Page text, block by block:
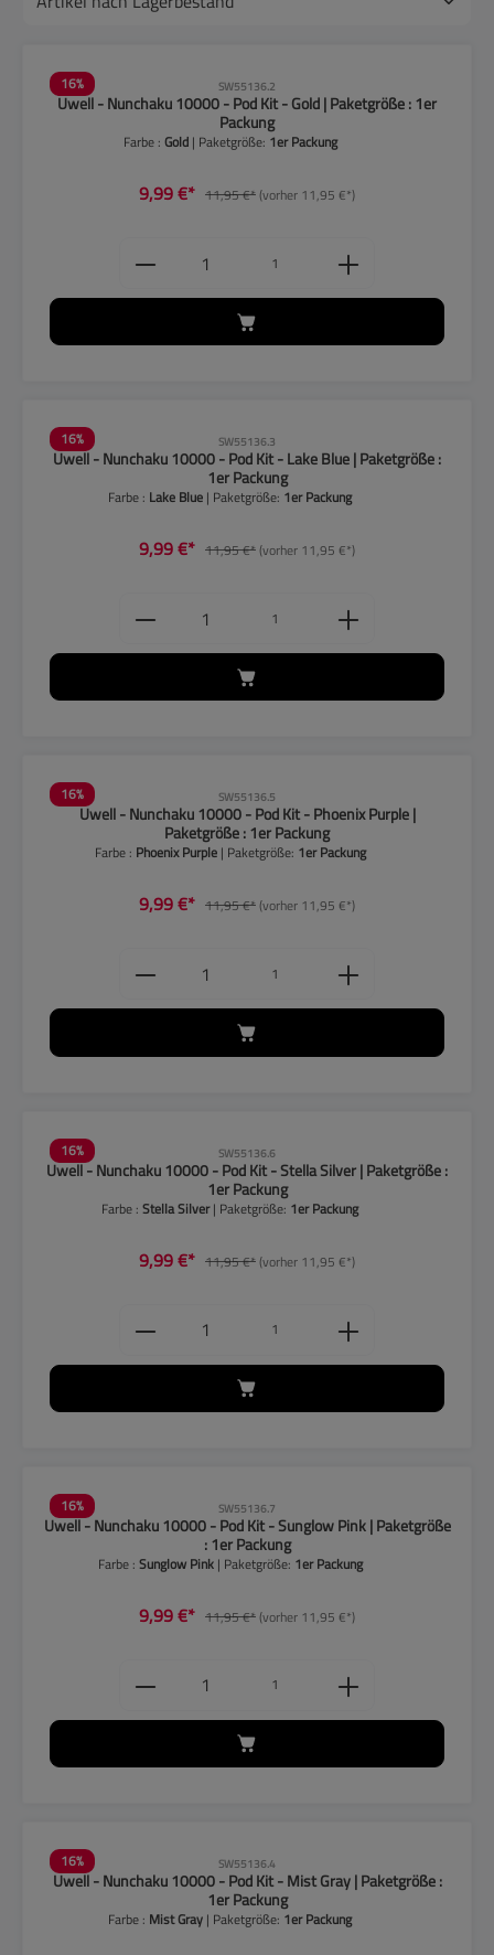
16% SW55136.2
Uwell - Nunchaku 10000 - Pod Kit - Gold | Paketgröße : 1er
Packung
Farbe : Gold | Paketgröße: 1er Packung
9,99 €* 11,95 €*(vorher 11,95 €*)
Produkt Anzahl: Gib den
1
16% SW55136.3
Uwell - Nunchaku 10000 - Pod Kit - Lake Blue | Paketgröße :
1er Packung
Farbe : Lake Blue | Paketgröße: 1er Packung
9,99 €* 11,95 €*(vorher 11,95 €*)
Produkt Anzahl: Gib den
1
16% SW55136.5
Uwell - Nunchaku 10000 - Pod Kit - Phoenix Purple |
Paketgröße : 1er Packung
Farbe : Phoenix Purple | Paketgröße: 1er Packung
9,99 €* 11,95 €*(vorher 11,95 €*)
Produkt Anzahl: Gib den
1
16% SW55136.6
Uwell - Nunchaku 10000 - Pod Kit - Stella Silver | Paketgröße :
1er Packung
Farbe :Stella Silver| Paketgröße: 1er Packung
9,99 €* 11,95 €*(vorher 11,95 €*)
Produkt Anzahl: Gib den
1
16% SW55136.7
Uwell - Nunchaku 10000 - Pod Kit - Sunglow Pink | Paketgröße
: 1er Packung
Farbe : Sunglow Pink | Paketgröße: 1er Packung
9,99 €* 11,95 €*(vorher 11,95 €*)
Produkt Anzahl: Gib den
1
16% SW55136.4
Uwell - Nunchaku 10000 - Pod Kit - Mist Gray | Paketgröße :
1er Packung
Farbe : Mist Gray | Paketgröße: 1er Packung